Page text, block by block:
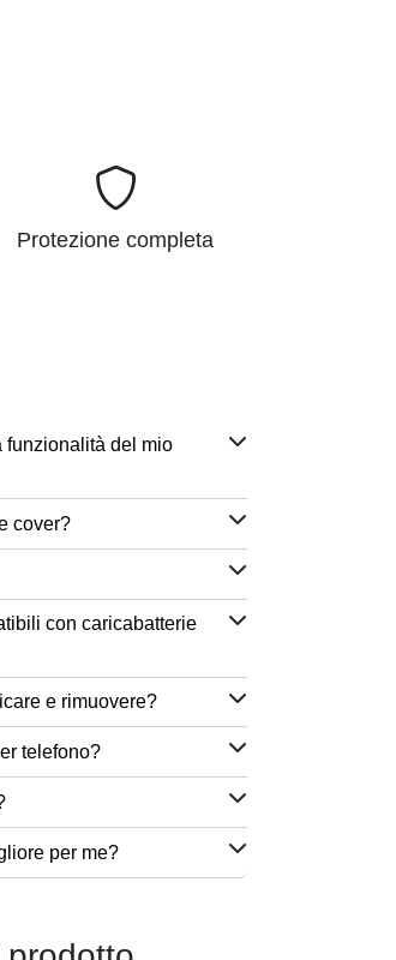
Protezione completa
funzionalità del mio
cover?
con caricabatterie
e rimuovere?
telefono?
per me?